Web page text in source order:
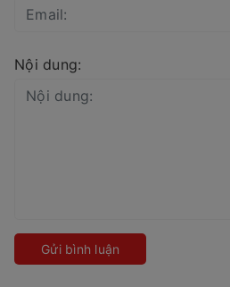
Nội dung:
Gửi bình luận